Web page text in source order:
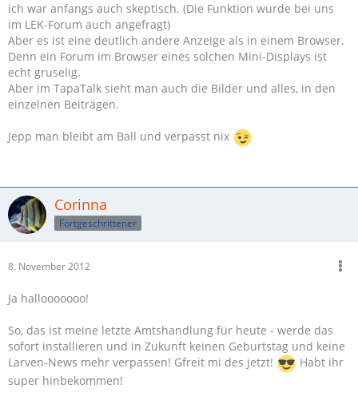
ich war anfangs auch skeptisch. (Die Funktion wurde bei uns
im LEK-Forum auch angefragt)
Aber es ist eine deutlich andere Anzeige als in einem Browser.
Denn ein Forum im Browser eines solchen Mini-Displays ist
echt gruselig.
Aber im TapaTalk sieht man auch die Bilder und alles, in den
einzelnen Beiträgen.
Jepp man bleibt am Ball und verpasst nix
Corinna
Fortgeschrittener
8. November 2012
Ja hallooooooo!
So, das ist meine letzte Amtshandlung für heute - werde das
sofort installieren und in Zukunft keinen Geburtstag und keine
Larven-News mehr verpassen! Gfreit mi des jetzt!
Habt ihr
super hinbekommen!